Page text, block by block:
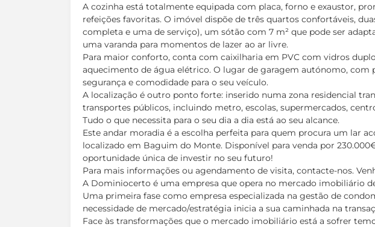
A cozinha está totalmente equipada com placa, forno e exaustor,
refeições favoritas. O imóvel dispõe de três quartos confortáveis,
completa e uma de serviço), um sótão com 7 m² que pode ser
uma varanda para momentos de lazer ao ar livre.
Para maior conforto, conta com caixilharia em PVC com vidros
aquecimento de água elétrico. O lugar de garagem autónomo, com
segurança e comodidade para o seu veículo.
A localização é outro ponto forte: inserido numa zona residencial
transportes públicos, incluindo metro, escolas, supermercados,
Tudo o que necessita para o seu dia a dia está ao seu alcance.
Este andar moradia é a escolha perfeita para quem procura um lar
localizado em Baguim do Monte. Disponível para venda por
oportunidade única de investir no seu futuro!
Para mais informações ou agendamento de visita, contacte-nos.
A Dominiocerto é uma empresa que opera no mercado imobiliário
Uma primeira fase como empresa especializada na gestão de
necessidade de mercado/estratégia inicia a sua caminhada na
Face às transformações que o mercado imobiliário está a sofrer